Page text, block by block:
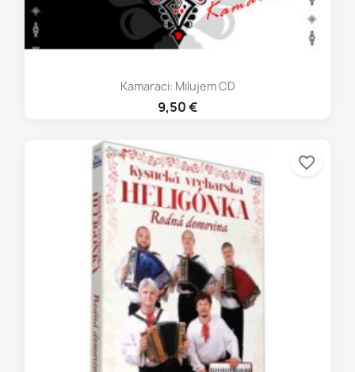
Kamaraci: Milujem CD
9,50 €
favorite_border